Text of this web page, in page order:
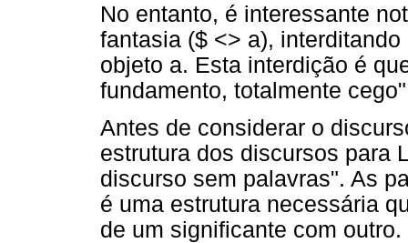
No entanto, é interessante
fantasia ($ <> a),
objeto a. Esta interdição é
fundamento, totalmente
Antes de considerar o
estrutura dos discursos para
discurso sem palavras". As
é uma estrutura necessária
de um significante com outro.